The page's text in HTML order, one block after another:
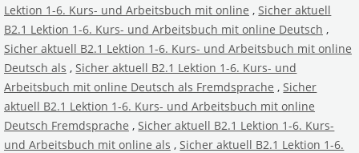
Lektion 1-6. Kurs- und Arbeitsbuch mit online , Sicher aktuell
B2.1 Lektion 1-6. Kurs- und Arbeitsbuch mit online Deutsch ,
Sicher aktuell B2.1 Lektion 1-6. Kurs- und Arbeitsbuch mit online
Deutsch als , Sicher aktuell B2.1 Lektion 1-6. Kurs- und
Arbeitsbuch mit online Deutsch als Fremdsprache , Sicher
aktuell B2.1 Lektion 1-6. Kurs- und Arbeitsbuch mit online
Deutsch Fremdsprache , Sicher aktuell B2.1 Lektion 1-6. Kurs-
und Arbeitsbuch mit online als , Sicher aktuell B2.1 Lektion 1-6.